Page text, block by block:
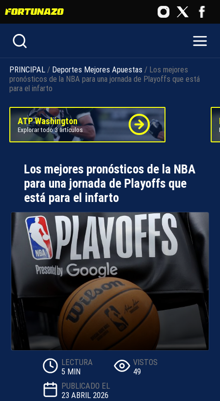
PRINCIPAL / Deportes Mejores Apuestas / Los mejores
pronósticos de la NBA para una jornada de Playoffs que está
para el infarto
ATP Washington
Explorar todo 3 artículos
Los mejores pronósticos de la NBA
para una jornada de Playoffs que
está para el infarto
LECTURA
5 MIN
VISTOS
49
PUBLICADO EL
23 ABRIL 2026